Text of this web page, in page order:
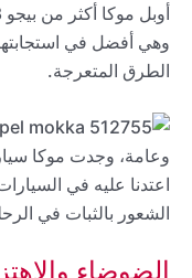
وهي أفضل في
الطرق المتعرجة.
وعامة، وجدت موكا
اعتدنا عليه في
الشعور بالثبات في
الضوضاء